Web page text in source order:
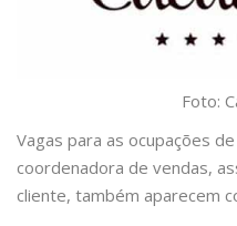
Foto:
Vagas para as ocupações
coordenadora de vendas,
cliente, também aparecem